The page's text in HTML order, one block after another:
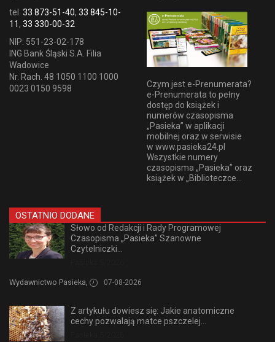
tel. 33 873-51-40, 33 845-10-
11, 33 330-00-32
NIP: 551-23-02-178
ING Bank Śląski S.A. Filia
Wadowice
Nr. Rach. 48 1050 1100 1000
0023 0150 9598
Czym jest e-Prenumerata?
e-Prenumerata to pełny
dostęp do książek i
numerów czasopisma
„Pasieka” w aplikacji
mobilnej oraz w serwisie
w www.pasieka24.pl
Wszystkie numery
czasopisma „Pasieka” oraz
książek w „Biblioteczce...
OSTATNIO DODANE
Słowo od Redakcji i Rady Programowej
Czasopisma „Pasieka” Szanowne
Czytelniczki...
Wydawnictwo Pasieka, 07-08-2026
Z artykułu dowiesz się: Jakie anatomiczne
cechy pozwalają matce pszczelej...